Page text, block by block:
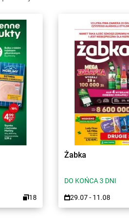
18
Żabka
DO KOŃCA 3 DNI
29.07 - 11.08